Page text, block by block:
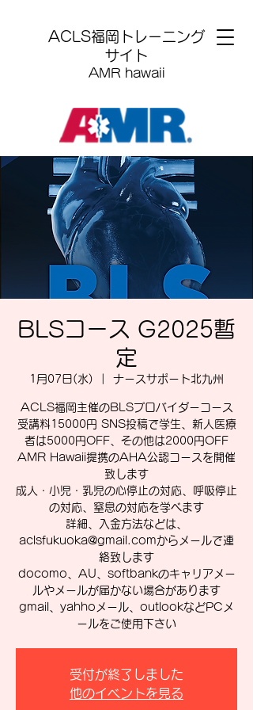
​ACLS福岡トレーニング
サイト
AMR hawaii
BLSコース G2025暫
定
1月07日(水) ナースサポート北九州
ACLS福岡主催のBLSプロバイダーコース
受講料15000円 SNS投稿で学生、新人医療
者は5000円OFF、その他は2000円OFF
AMR Hawaii提携のAHA公認コースを開催
致します
成人・小児・乳児の心停止の対応、呼吸停止
の対応、窒息の対応を学べます
詳細、入金方法などは、
aclsfukuoka@gmail.comからメールで連
絡致します
docomo、AU、softbankのキャリアメー
ルやメールが届かない場合があります
gmail、yahhoメール、outlookなどPCメ
ールをご使用下さい
受付が終了しました
他のイベントを見る